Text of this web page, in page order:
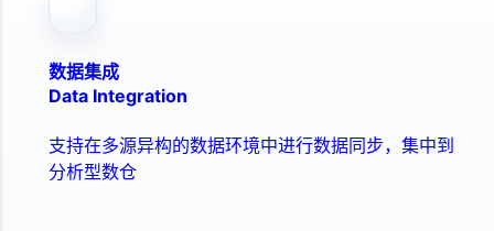
数据集成
Data Integration
支持在多源异构的数据环境中进行数据同步，集中到
分析型数仓